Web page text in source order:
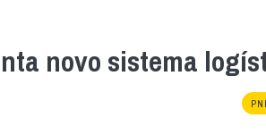
novo sistema